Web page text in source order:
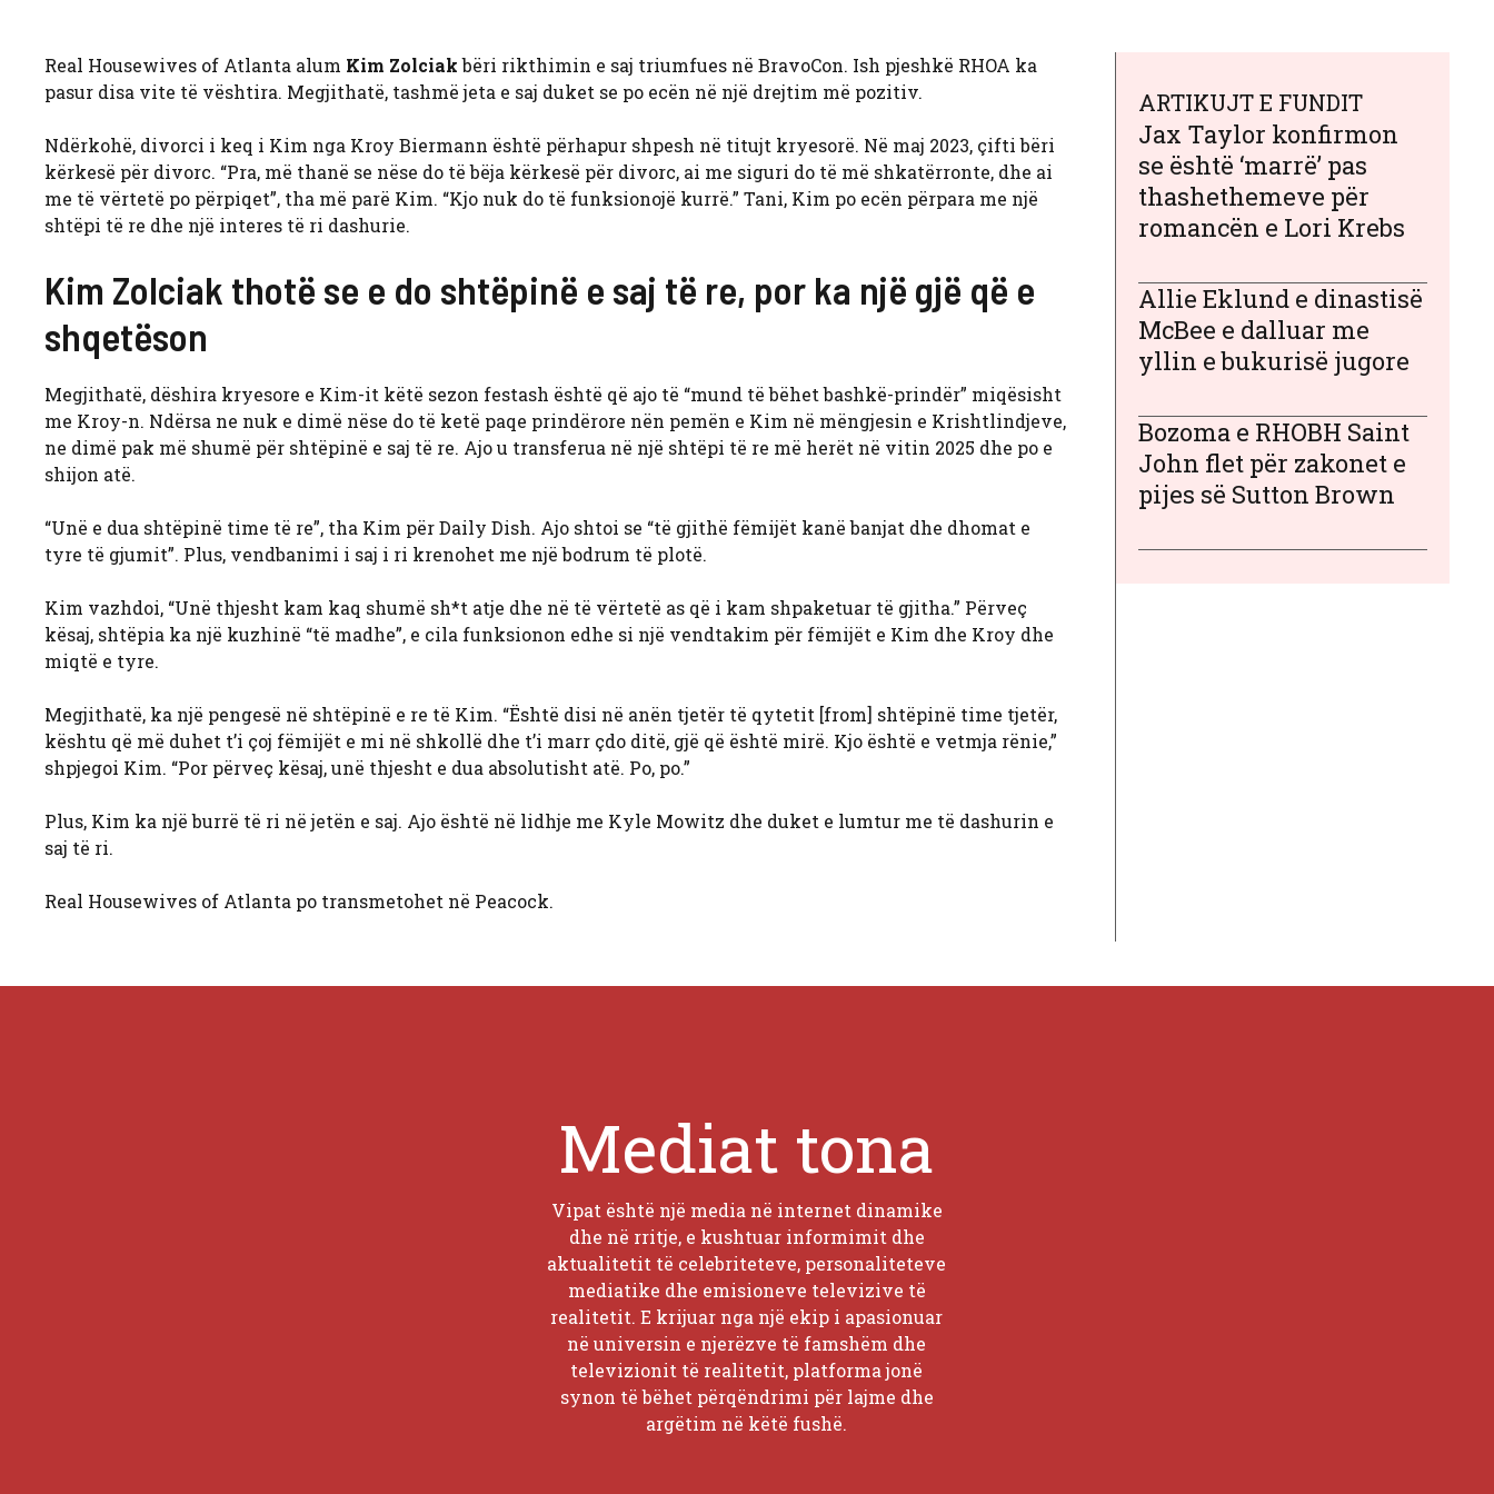
Real Housewives of Atlanta alum Kim Zolciakbëri rikthimin e saj triumfues në BravoCon. Ish pjeshkë RHOA ka
pasur disa vite të vështira. Megjithatë, tashmë jeta e saj duket se po ecën në një drejtim më pozitiv.
Ndërkohë, divorci i keq i Kim nga Kroy Biermann është përhapur shpesh në titujt kryesorë. Në maj 2023, çifti bëri
kërkesë për divorc. “Pra, më thanë se nëse do të bëja kërkesë për divorc, ai me siguri do të më shkatërronte, dhe ai
me të vërtetë po përpiqet”, tha më parë Kim. “Kjo nuk do të funksionojë kurrë.” Tani, Kim po ecën përpara me një
shtëpi të re dhe një interes të ri dashurie.
Kim Zolciak thotë se e do shtëpinë e saj të re, por ka një gjë që e
shqetëson
Megjithatë, dëshira kryesore e Kim-it këtë sezon festash është që ajo të “mund të bëhet bashkë-prindër” miqësisht
me Kroy-n. Ndërsa ne nuk e dimë nëse do të ketë paqe prindërore nën pemën e Kim në mëngjesin e Krishtlindjeve,
ne dimë pak më shumë për shtëpinë e saj të re. Ajo u transferua në një shtëpi të re më herët në vitin 2025 dhe po e
shijon atë.
“Unë e dua shtëpinë time të re”, tha Kim për Daily Dish. Ajo shtoi se “të gjithë fëmijët kanë banjat dhe dhomat e
tyre të gjumit”. Plus, vendbanimi i saj i ri krenohet me një bodrum të plotë.
Kim vazhdoi, “Unë thjesht kam kaq shumë sh*t atje dhe në të vërtetë as që i kam shpaketuar të gjitha.” Përveç
kësaj, shtëpia ka një kuzhinë “të madhe”, e cila funksionon edhe si një vendtakim për fëmijët e Kim dhe Kroy dhe
miqtë e tyre.
Megjithatë, ka një pengesë në shtëpinë e re të Kim. “Është disi në anën tjetër të qytetit [from] shtëpinë time tjetër,
kështu që më duhet t’i çoj fëmijët e mi në shkollë dhe t’i marr çdo ditë, gjë që është mirë. Kjo është e vetmja rënie,”
shpjegoi Kim. “Por përveç kësaj, unë thjesht e dua absolutisht atë. Po, po.”
Plus, Kim ka një burrë të ri në jetën e saj. Ajo është në lidhje me Kyle Mowitz dhe duket e lumtur me të dashurin e
saj të ri.
Real Housewives of Atlanta po transmetohet në Peacock.
ARTIKUJT E FUNDIT
Jax Taylor konfirmon
se është ‘marrë’ pas
thashethemeve për
romancën e Lori Krebs
Allie Eklund e dinastisë
McBee e dalluar me
yllin e bukurisë jugore
Bozoma e RHOBH Saint
John flet për zakonet e
pijes së Sutton Brown
Mediat tona
Vipat është një media në internet dinamike
dhe në rritje, e kushtuar informimit dhe
aktualitetit të celebriteteve, personaliteteve
mediatike dhe emisioneve televizive të
realitetit. E krijuar nga një ekip i apasionuar
në universin e njerëzve të famshëm dhe
televizionit të realitetit, platforma jonë
synon të bëhet përqëndrimi për lajme dhe
argëtim në këtë fushë.